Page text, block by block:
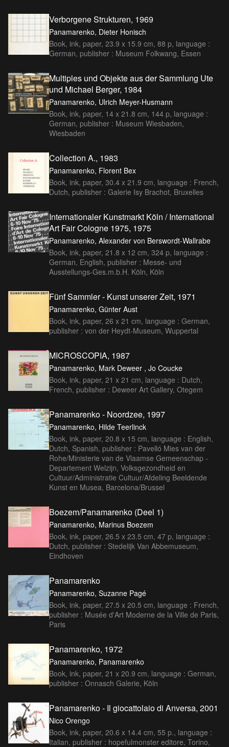
Verborgene Strukturen, 1969
Panamarenko, Dieter Honisch
Book, ink, paper, 23.9 x 15.9 cm, 88 p, language :
German, publisher : Museum Folkwang, Essen
Multiples und Objekte aus der Sammlung Ute
und Michael Berger, 1984
Panamarenko, Ulrich Meyer-Husmann
Book, ink, paper, 14 x 21.8 cm, 144 p, language :
German, publisher : Museum Wiesbaden,
Wiesbaden
Collection A., 1983
Panamarenko, Florent Bex
Book, ink, paper, 30.4 x 21.9 cm, language : French,
Dutch, publisher : Galerie Isy Brachot, Bruxelles
Internationaler Kunstmarkt Köln / International
Art Fair Cologne 1975, 1975
Panamarenko, Alexander von Berswordt-Wallrabe
Book, ink, paper, 21.8 x 12 cm, 324 p, language :
German, English, publisher : Messe- und
Ausstellungs-Ges.m.b.H. Köln, Köln
Fünf Sammler - Kunst unserer Zeit, 1971
Panamarenko, Günter Aust
Book, ink, paper, 26 x 21 cm, language : German,
publisher : von der Heydt-Museum, Wuppertal
MICROSCOPIA, 1987
Panamarenko, Mark Deweer , Jo Coucke
Book, ink, paper, 21 x 21 cm, language : Dutch,
French, publisher : Deweer Art Gallery, Otegem
Panamarenko - Noordzee, 1997
Panamarenko, Hilde Teerlinck
Book, ink, paper, 20.8 x 15 cm, language : English,
Dutch, Spanish, publisher : Pavelló Mies van der
Rohe/Ministerie van de Vlaamse Gemeenschap -
Departement Welzijn, Volksgezondheid en
Cultuur/Administratie Cultuur/Afdeling Beeldende
Kunst en Musea, Barcelona/Brussel
Boezem/Panamarenko (Deel 1)
Panamarenko, Marinus Boezem
Book, ink, paper, 26.5 x 23.5 cm, 47 p, language :
Dutch, publisher : Stedelijk Van Abbemuseum,
Eindhoven
Panamarenko
Panamarenko, Suzanne Pagé
Book, ink, paper, 27.5 x 20.5 cm, language : French,
publisher : Musée d'Art Moderne de la Ville de Paris,
Paris
Panamarenko, 1972
Panamarenko, Panamarenko
Book, ink, paper, 21 x 20.9 cm, language : German,
publisher : Onnasch Galerie, Köln
Panamarenko - Il giocattolaio di Anversa, 2001
Nico Orengo
Book, ink, paper, 20.6 x 14.4 cm, 55 p., language :
Italian, publisher : hopefulmonster editore, Torino,